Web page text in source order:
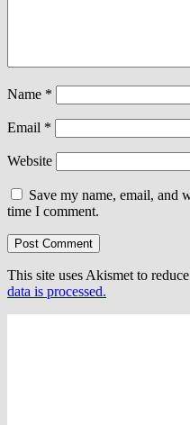
Name *
Email *
Website
Save my name, email, and
time I comment.
This site uses Akismet to
data is processed.